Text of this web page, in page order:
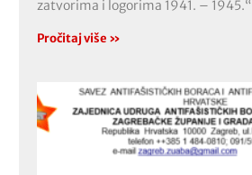
zatvorima i logorima 1941. – 1945.“
Pročitaj više »